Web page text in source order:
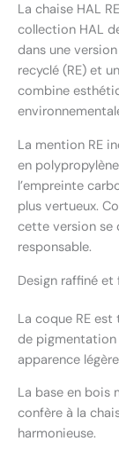
La chaise HAL
collection HAL
dans une
recyclé (RE) et
combine
La mention RE
en
l’empreinte
plus vertueux.
cette version se
responsable.
Design raffiné
La coque RE
de
apparence
La base en bois
confère à la
harmonieuse.